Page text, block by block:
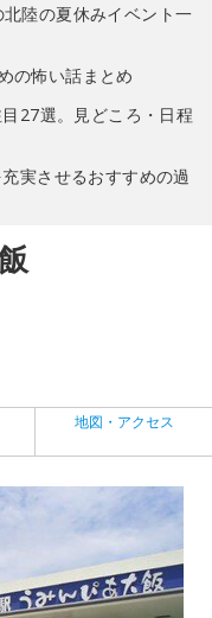
陸の夏休みイベント一
の怖い話まとめ
27選。見どころ・日程
実させるおすすめの過
地図・アクセス